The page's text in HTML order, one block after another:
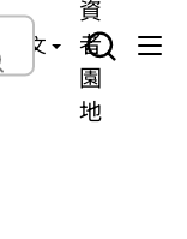
中文
資
者
園
地